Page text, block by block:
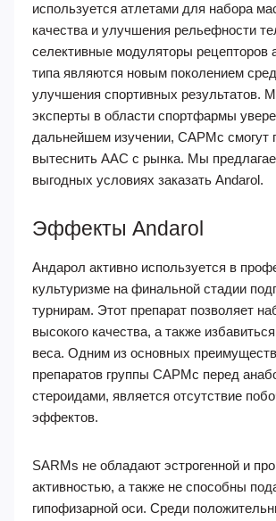
используется атлетами для набора
качества и улучшения рельефности
селективные модуляторы рецепторов
типа являются новым поколением
улучшения спортивных результатов.
эксперты в области спортфармы
дальнейшем изучении, САРМс смогут
вытеснить ААС с рынка. Мы
выгодных условиях заказать Andarol.
Эффекты Andarol
Андарол активно используется в
культуризме на финальной стадии
турнирам. Этот препарат позволяет
высокого качества, а также
веса. Одним из основных
препаратов группы САРМс перед
стероидами, является отсутствие
эффектов.
SARMs не обладают эстрогенной и
активностью, а также не способны
гипофизарной оси. Среди